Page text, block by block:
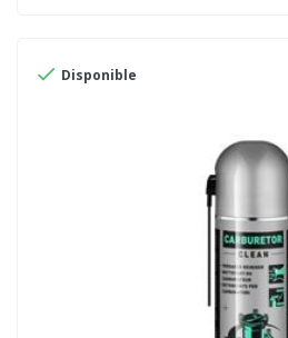
 Disponible